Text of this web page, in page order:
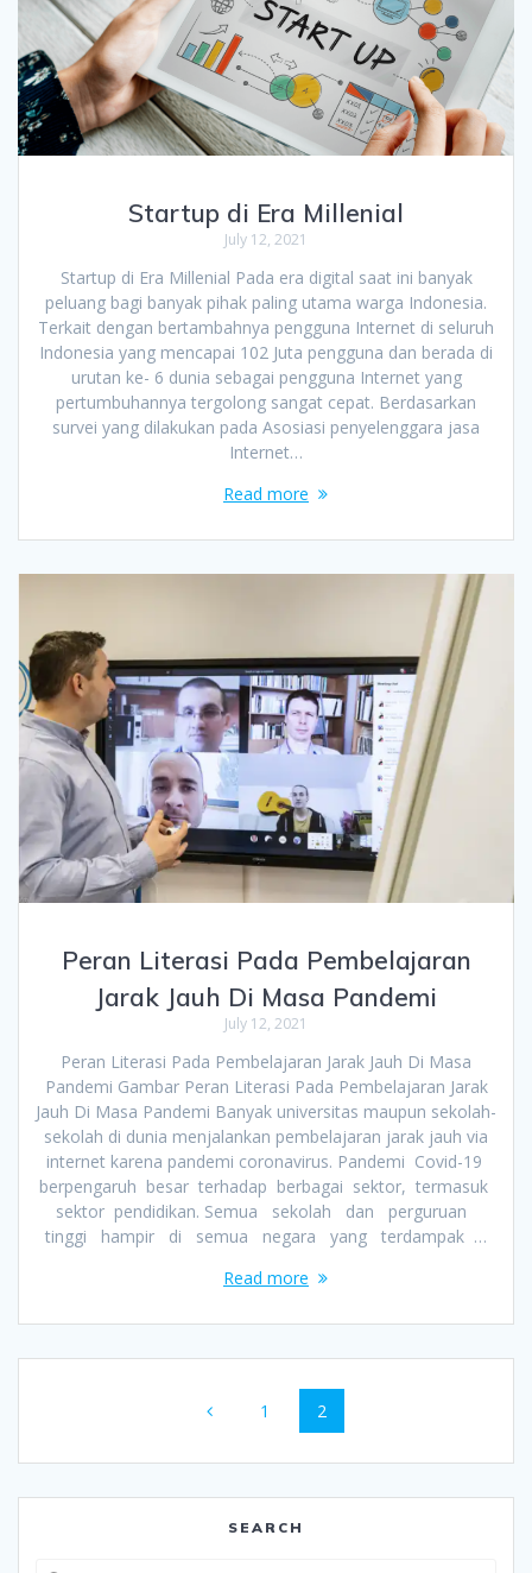
Startup di Era Millenial
July 12, 2021
Startup di Era Millenial Pada era digital saat ini banyak
peluang bagi banyak pihak paling utama warga Indonesia.
Terkait dengan bertambahnya pengguna Internet di seluruh
Indonesia yang mencapai 102 Juta pengguna dan berada di
urutan ke- 6 dunia sebagai pengguna Internet yang
pertumbuhannya tergolong sangat cepat. Berdasarkan
survei yang dilakukan pada Asosiasi penyelenggara jasa
Internet…
Read more
Peran Literasi Pada Pembelajaran
Jarak Jauh Di Masa Pandemi
July 12, 2021
Peran Literasi Pada Pembelajaran Jarak Jauh Di Masa
Pandemi Gambar Peran Literasi Pada Pembelajaran Jarak
Jauh Di Masa Pandemi Banyak universitas maupun sekolah-
sekolah di dunia menjalankan pembelajaran jarak jauh via
internet karena pandemi coronavirus. Pandemi Covid-19
berpengaruh besar terhadap berbagai sektor, termasuk
sektor pendidikan. Semua sekolah dan perguruan
tinggi hampir di semua negara yang terdampak …
Read more
navigation
Page
1 Page
2
SEARCH